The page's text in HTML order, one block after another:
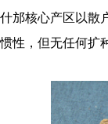
什邡核心产区以散
惯性，但无任何扩